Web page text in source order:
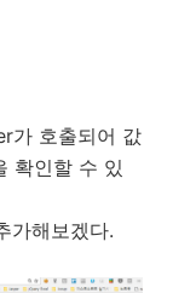
가 호출되어 값
확인할 수 있
가해보겠다.